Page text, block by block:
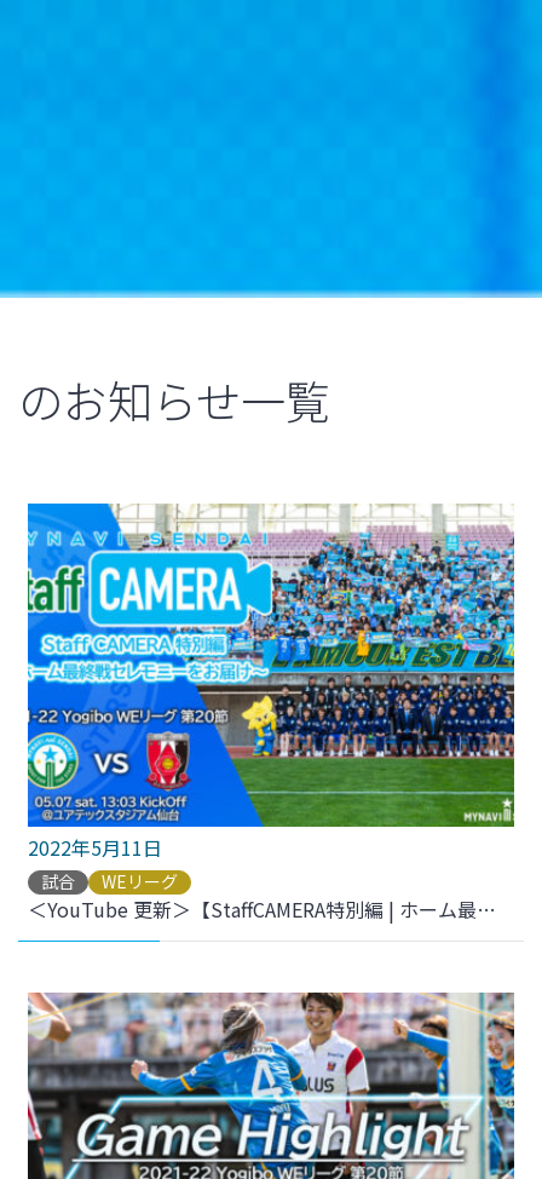
のお知らせ一覧
2022年5月11日
試合 WEリーグ
＜YouTube 更新＞【StaffCAMERA特別編 | ホーム最終戦セレモニーをお届け】2021-22 YogiboWEリーグ 第20節 vs.三菱重工浦和レッズレディース をアップしました